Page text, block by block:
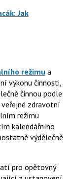
Jak
režimua
výkonu činnosti,
činnou podle
zdravotní
režimu
kalendářního
výdělečně
pro opětovný